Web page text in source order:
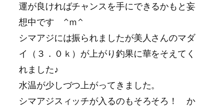
運が良ければチャンスを手にできるかもと妄
想中です ^ｍ^
シマアジには振られましたが美人さんのマダ
イ（３．０ｋ）が上がり釣果に華をそえてく
れました♪
水温が少しづつ上がってきました。
シマアジスィッチが入るのもそろそろ！ か